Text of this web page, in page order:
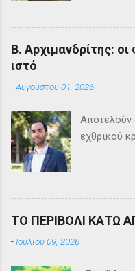
Β. Αρχιμανδρίτης:
ιστό
-Αυγούστου 01, 2026
Αποτελούν
εχθρικού
ΤΟ ΠΕΡΙΒΟΛΙ ΚΑΤΩ
- Ιουλίου 09, 2026